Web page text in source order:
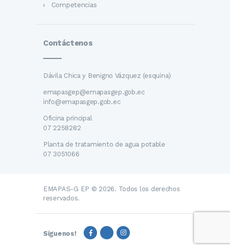
Competencias
Contáctenos
Dávila Chica y Benigno Vázquez (esquina)
emapasgep@emapasgep.gob.ec
info@emapasgep.gob.ec
Oficina principal
07 2258282
Planta de tratamiento de agua potable
07 3051066
EMAPAS-G EP © 2026. Todos los derechos
reservados.
Síguenos!